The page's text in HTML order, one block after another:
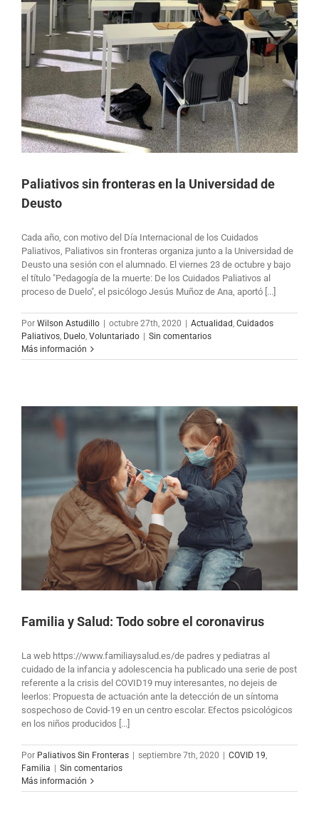
Paliativos sin fronteras en la Universidad de
Deusto
Cada año, con motivo del Día Internacional de los Cuidados
Paliativos, Paliativos sin fronteras organiza junto a la Universidad de
Deusto una sesión con el alumnado. El viernes 23 de octubre y bajo
el título "Pedagogía de la muerte: De los Cuidados Paliativos al
proceso de Duelo", el psicólogo Jesús Muñoz de Ana, aportó [...]
Por Wilson Astudillo | octubre 27th, 2020 | Actualidad Cuidados
Paliativos Duelo Voluntariado | Sin comentarios
Más información
Familia y Salud: Todo sobre el coronavirus
La web https://www.familiaysalud.es/de padres y pediatras al
cuidado de la infancia y adolescencia ha publicado una serie de post
referente a la crisis del COVID19 muy interesantes, no dejeis de
leerlos: Propuesta de actuación ante la detección de un síntoma
sospechoso de Covid-19 en un centro escolar. Efectos psicológicos
en los niños producidos [...]
Por Paliativos Sin Fronteras septiembre 7th, 2020 COVID 19,
Familia
Sin comentarios
Más información